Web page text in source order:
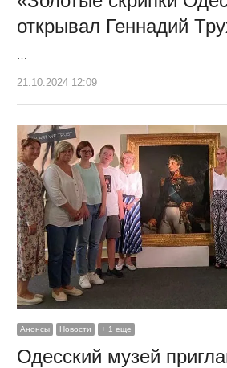
открывал Геннадий
…
21.10.2024 12:09
Анонсы Новости + 1 еще
Одесский музей